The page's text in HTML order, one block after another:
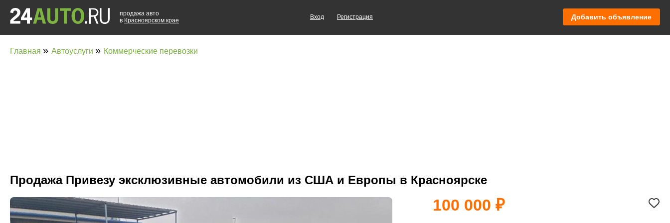
продажа авто
в Красноярском крае
Вход Регистрация Добавить объявление
Главная » Автоуслуги » Коммерческие перевозки
Продажа Привезу эксклюзивные автомобили из США и Европы в Красноярске
100 000